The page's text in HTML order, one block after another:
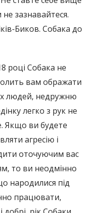
зазнавайтеся.
Биков. Собака до
році Собака не
вам ображати
людей, недружню
легко з рук не
Якщо ви будете
агресію і
оточуючим вас
то ви неодмінно
народилися під
працювати,